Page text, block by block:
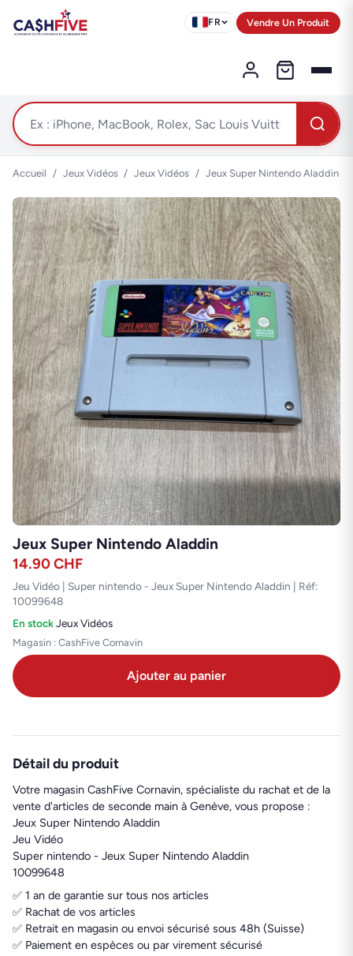
FR Vendre Un Produit
Accueil / Jeux Vidéos / Jeux Vidéos / Jeux Super Nintendo Aladdin
Jeux Super Nintendo Aladdin
14.90CHF
Jeu Vidéo | Super nintendo - Jeux Super Nintendo Aladdin | Réf:
10099648
En stock·Jeux Vidéos
Magasin : CashFive Cornavin
Ajouter au panier
Détail du produit
Votre magasin CashFive Cornavin, spécialiste du rachat et de la
vente d'articles de seconde main à Genève, vous propose :
Jeux Super Nintendo Aladdin
Jeu Vidéo
Super nintendo - Jeux Super Nintendo Aladdin
10099648
✅ 1 an de garantie sur tous nos articles
✅ Rachat de vos articles
✅ Retrait en magasin ou envoi sécurisé sous 48h (Suisse)
✅ Paiement en espèces ou par virement sécurisé